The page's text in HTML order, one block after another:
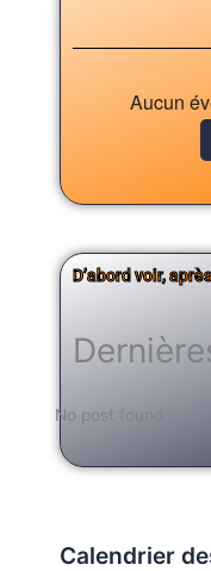
Aucun
D’abord voir,
No post found
Calendrier